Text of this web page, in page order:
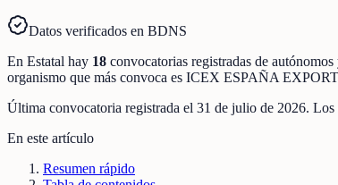
Datos verificados en BDNS
En Estatal hay 18 convocatorias registradas de autónomos
organismo que más convoca es ICEX ESPAÑA
Última convocatoria registrada el 31 de julio de 2026. Los
En este artículo
Resumen rápido